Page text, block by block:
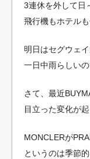
3連休を外して日
飛行機もホテル
明日はセグウェ
一日中雨らしい
さて、最近
目立った変化が起
MONCLERが
というのは季節